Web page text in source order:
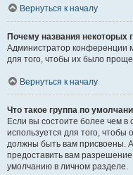
Вернуться к началу
Почему названия некоторых
Администратор конференции
для того, чтобы их было проще
Вернуться к началу
Что такое группа по
Если вы состоите более чем
используется для того, чтобы
должны быть вам присвоены.
предоставить вам
умолчанию в личном разделе.